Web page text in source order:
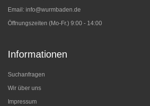
Email: info@wurmbaden.de
Öffnungszeiten (Mo-Fr.) 9:00 - 14:00
Informationen
Suchanfragen
Wir über uns
Impressum